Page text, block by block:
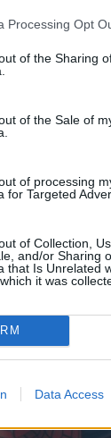
Processing Opt
of the Sharing
of the Sale of
of processing
for Targeted
of Collection,
and/or Sharing
that Is Unrelated
it was
Data Access
tukia